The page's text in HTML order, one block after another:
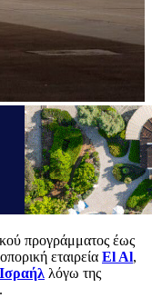
προγράμματος έως
εταιρεία El Al,
Ισραήλ λόγω της